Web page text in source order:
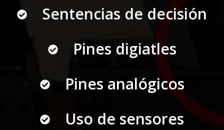
Sentencias de decisión
Pines digiatles
Pines analógicos
Uso de sensores